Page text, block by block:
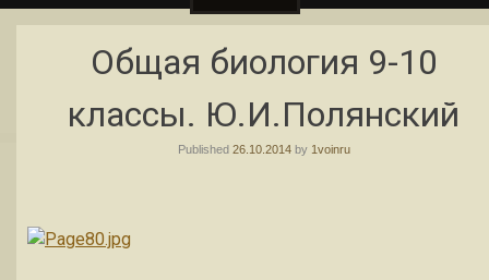
Skip to content
Общая биология 9-10
классы. Ю.И.Полянский
Published 26.10.2014by 1voinru